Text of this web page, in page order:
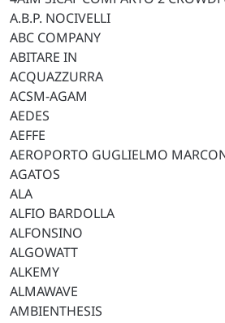
A.B.P. NOCIVELLI
ABC COMPANY
ABITARE IN
ACQUAZZURRA
ACSM-AGAM
AEDES
AEFFE
AEROPORTO GUGLIELMO
AGATOS
ALA
ALFIO BARDOLLA
ALFONSINO
ALGOWATT
ALKEMY
ALMAWAVE
AMBIENTHESIS